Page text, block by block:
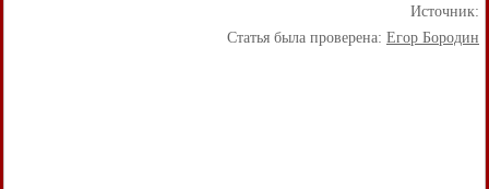
Источник:
Статья была проверена: Егор Бородин